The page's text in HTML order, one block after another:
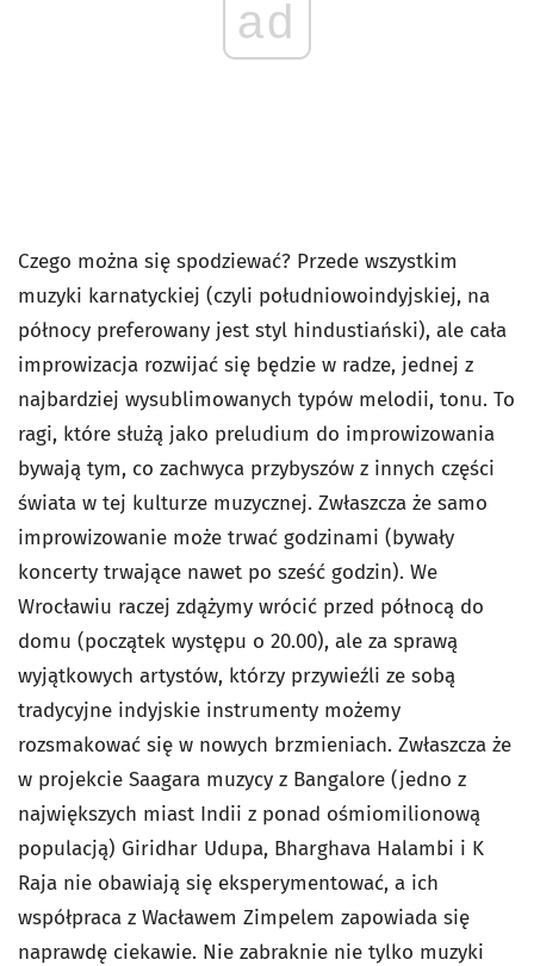
ad
Czego można się spodziewać? Przede wszystkim
muzyki karnatyckiej (czyli południowoindyjskiej, na
północy preferowany jest styl hindustiański), ale cała
improwizacja rozwijać się będzie w radze, jednej z
najbardziej wysublimowanych typów melodii, tonu. To
ragi, które służą jako preludium do improwizowania
bywają tym, co zachwyca przybyszów z innych części
świata w tej kulturze muzycznej. Zwłaszcza że samo
improwizowanie może trwać godzinami (bywały
koncerty trwające nawet po sześć godzin). We
Wrocławiu raczej zdążymy wrócić przed północą do
domu (początek występu o 20.00), ale za sprawą
wyjątkowych artystów, którzy przywieźli ze sobą
tradycyjne indyjskie instrumenty możemy
rozsmakować się w nowych brzmieniach. Zwłaszcza że
w projekcie Saagara muzycy z Bangalore (jedno z
największych miast Indii z ponad ośmiomilionową
populacją) Giridhar Udupa, Bharghava Halambi i K
Raja nie obawiają się eksperymentować, a ich
współpraca z Wacławem Zimpelem zapowiada się
naprawdę ciekawie. Nie zabraknie nie tylko muzyki